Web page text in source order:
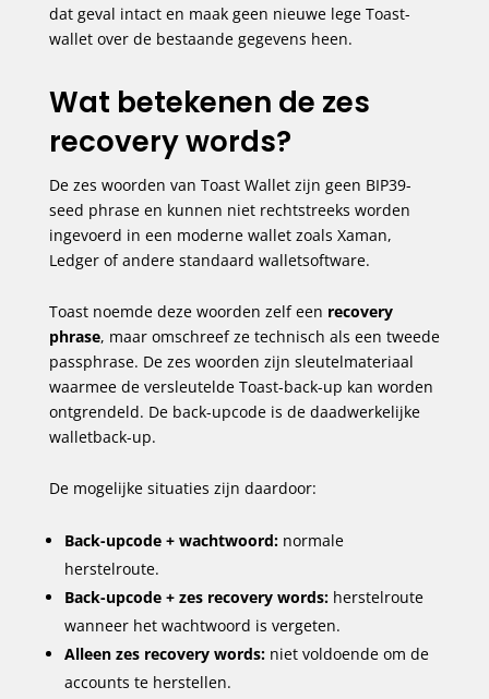
dat geval intact en maak geen nieuwe lege Toast-
wallet over de bestaande gegevens heen.
Wat betekenen de zes
recovery words?
De zes woorden van Toast Wallet zijn geen BIP39-
seed phrase en kunnen niet rechtstreeks worden
ingevoerd in een moderne wallet zoals Xaman,
Ledger of andere standaard walletsoftware.
Toast noemde deze woorden zelf een recovery
phrase, maar omschreef ze technisch als een tweede
passphrase. De zes woorden zijn sleutelmateriaal
waarmee de versleutelde Toast-back-up kan worden
ontgrendeld. De back-upcode is de daadwerkelijke
walletback-up.
De mogelijke situaties zijn daardoor:
Back-upcode + wachtwoord:normale
herstelroute.
Back-upcode + zes recovery words:herstelroute
wanneer het wachtwoord is vergeten.
Alleen zes recovery words:niet voldoende om de
accounts te herstellen.